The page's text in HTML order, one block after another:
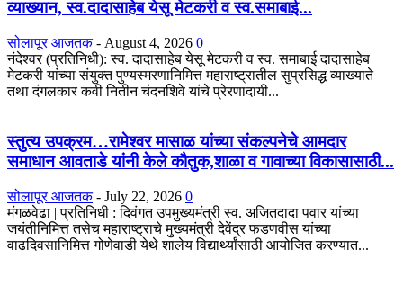
व्याख्यान, स्व.दादासाहेब येसू मेटकरी व स्व.समाबाई...
सोलापूर आजतक - August 4, 2026 0
नंदेश्वर (प्रतिनिधी): स्व. दादासाहेब येसू मेटकरी व स्व. समाबाई दादासाहेब
मेटकरी यांच्या संयुक्त पुण्यस्मरणानिमित्त महाराष्ट्रातील सुप्रसिद्ध व्याख्याते
तथा दंगलकार कवी नितीन चंदनशिवे यांचे प्रेरणादायी...
स्तुत्य उपक्रम…रामेश्वर मासाळ यांच्या संकल्पनेचे आमदार
समाधान आवताडे यांनी केले कौतुक,शाळा व गावाच्या विकासासाठी...
सोलापूर आजतक - July 22, 2026 0
मंगळवेढा | प्रतिनिधी : दिवंगत उपमुख्यमंत्री स्व. अजितदादा पवार यांच्या
जयंतीनिमित्त तसेच महाराष्ट्राचे मुख्यमंत्री देवेंद्र फडणवीस यांच्या
वाढदिवसानिमित्त गोणेवाडी येथे शालेय विद्यार्थ्यांसाठी आयोजित करण्यात...